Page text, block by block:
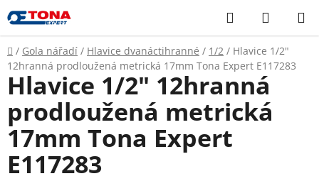
Přejít
na
obsah
Hledat
KOŠÍK
Domů
/ Gola nářadí / Hlavice dvanáctihranné / 1/2 / Hlavice 1/2"
12hranná prodloužená metrická 17mm Tona Expert E117283
Hlavice 1/2" 12hranná
prodloužená metrická
17mm Tona Expert
E117283